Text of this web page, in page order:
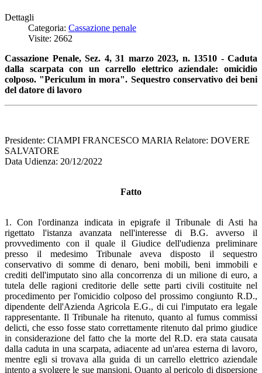
Dettagli
Categoria: Cassazione penale
Visite: 2662
Cassazione Penale, Sez. 4, 31 marzo 2023, n. 13510 - Caduta
dalla scarpata con un carrello elettrico aziendale: omicidio
colposo. "Periculum in mora". Sequestro conservativo dei beni
del datore di lavoro
Presidente: CIAMPI FRANCESCO MARIA Relatore: DOVERE
SALVATORE
Data Udienza: 20/12/2022
Fatto
1. Con l'ordinanza indicata in epigrafe il Tribunale di Asti ha
rigettato l'istanza avanzata nell'interesse di B.G. avverso il
provvedimento con il quale il Giudice dell'udienza preliminare
presso il medesimo Tribunale aveva disposto il sequestro
conservativo di somme di denaro, beni mobili, beni immobili e
crediti dell'imputato sino alla concorrenza di un milione di euro, a
tutela delle ragioni creditorie delle sette parti civili costituite nel
procedimento per l'omicidio colposo del prossimo congiunto R.D.,
dipendente dell'Azienda Agricola E.G., di cui l'imputato era legale
rappresentante. Il Tribunale ha ritenuto, quanto al fumus commissi
delicti, che esso fosse stato correttamente ritenuto dal primo giudice
in considerazione del fatto che la morte del R.D. era stata causata
dalla caduta in una scarpata, adiacente ad un'area esterna di lavoro,
mentre egli si trovava alla guida di un carrello elettrico aziendale
intento a svolgere le sue mansioni. Quanto al pericolo di dispersione